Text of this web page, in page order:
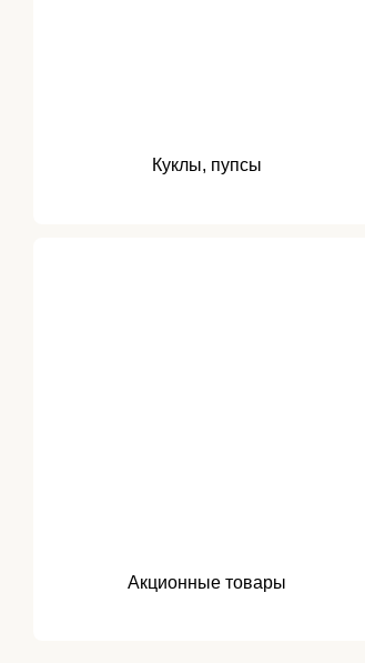
Куклы, пупсы
Акционные товары